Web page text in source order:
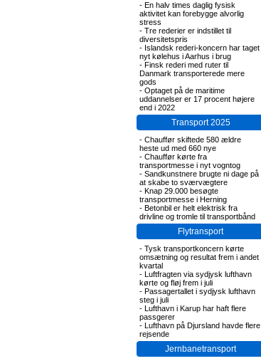
- En halv times daglig fysisk
aktivitet kan forebygge alvorlig
stress
- Tre rederier er indstillet til
diversitetspris
- Islandsk rederi-koncern har taget
nyt kølehus i Aarhus i brug
- Finsk rederi med ruter til
Danmark transporterede mere
gods
- Optaget på de maritime
uddannelser er 17 procent højere
end i 2022
Transport 2025
- Chauffør skiftede 580 ældre
heste ud med 660 nye
- Chauffør kørte fra
transportmesse i nyt vogntog
- Sandkunstnere brugte ni dage på
at skabe to sværvægtere
- Knap 29.000 besøgte
transportmesse i Herning
- Betonbil er helt elektrisk fra
drivline og tromle til transportbånd
Flytransport
- Tysk transportkoncern kørte
omsætning og resultat frem i andet
kvartal
- Luftfragten via sydjysk lufthavn
kørte og fløj frem i juli
- Passagertallet i sydjysk lufthavn
steg i juli
- Lufthavn i Karup har haft flere
passgerer
- Lufthavn på Djursland havde flere
rejsende
Jernbanetransport